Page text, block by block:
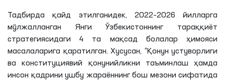
Тадбирда қайд этилганидек, 2022–2026 йилларга
мўлжалланган Янги Ўзбекистоннинг тараққиёт
стратегиясидаги 4 та мақсад болалар ҳимояси
масалаларига қаратилган. Хусусан, “Қонун устуворлиги
ва конституциявий қонунийликни таъминлаш ҳамда
инсон қадрини ушбу жараённинг бош мезони сифатида